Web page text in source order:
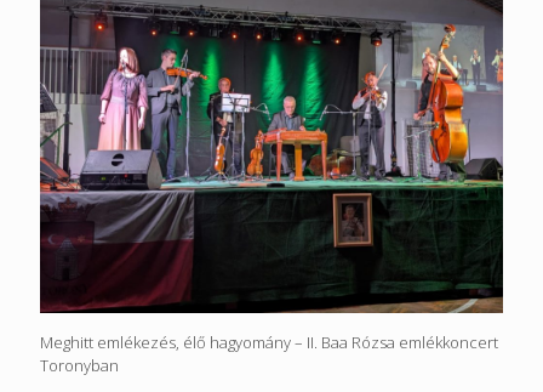
Meghitt emlékezés, élő hagyomány – II. Baa Rózsa emlékkoncert
Toronyban